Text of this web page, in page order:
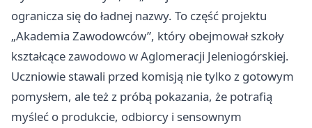
ogranicza się do ładnej nazwy. To część projektu
„Akademia Zawodowców”, który obejmował szkoły
kształcące zawodowo w Aglomeracji Jeleniogórskiej.
Uczniowie stawali przed komisją nie tylko z gotowym
pomysłem, ale też z próbą pokazania, że potrafią
myśleć o produkcie, odbiorcy i sensownym